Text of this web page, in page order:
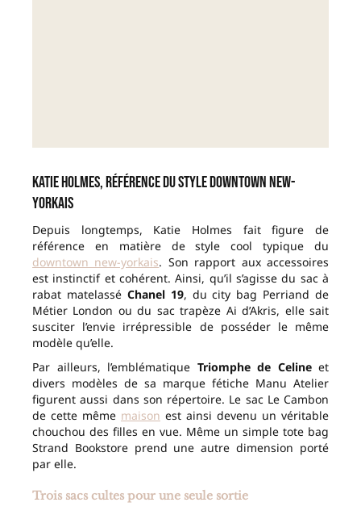
Katie Holmes, référence du style downtown new-
yorkais
Depuis longtemps, Katie Holmes fait figure de
référence en matière de style cool typique du
downtown new-yorkais. Son rapport aux accessoires
est instinctif et cohérent. Ainsi, qu’il s’agisse du sac à
rabat matelassé Chanel 19, du city bag Perriand de
Métier London ou du sac trapèze Ai d’Akris, elle sait
susciter l’envie irrépressible de posséder le même
modèle qu’elle.
Par ailleurs, l’emblématique Triomphe de Celineet
divers modèles de sa marque fétiche Manu Atelier
figurent aussi dans son répertoire. Le sac Le Cambon
de cette même maison est ainsi devenu un véritable
chouchou des filles en vue. Même un simple tote bag
Strand Bookstore prend une autre dimension porté
par elle.
Trois sacs cultes pour une seule sortie